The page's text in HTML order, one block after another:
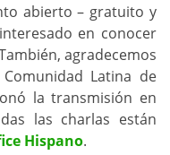
abierto – gratuito y
en conocer
agradecemos
Latina de
la transmisión en
las charlas están
Hispano.